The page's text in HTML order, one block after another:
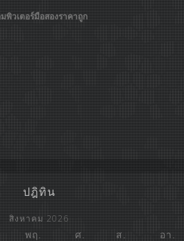
พิวเตอร์มือสองราคาถูก
ปฎิทิน
สิงหาคม 2026
พฤ. ศ. ส.
อา.